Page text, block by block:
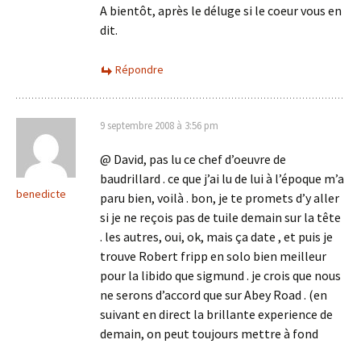
A bientôt, après le déluge si le coeur vous en
dit.
Répondre
benedicte
9 septembre 2008 à 3:56 pm
@ David, pas lu ce chef d’oeuvre de
baudrillard . ce que j’ai lu de lui à l’époque m’a
paru bien, voilà . bon, je te promets d’y aller
si je ne reçois pas de tuile demain sur la tête
. les autres, oui, ok, mais ça date , et puis je
trouve Robert fripp en solo bien meilleur
pour la libido que sigmund . je crois que nous
ne serons d’accord que sur Abey Road . (en
suivant en direct la brillante experience de
demain, on peut toujours mettre à fond